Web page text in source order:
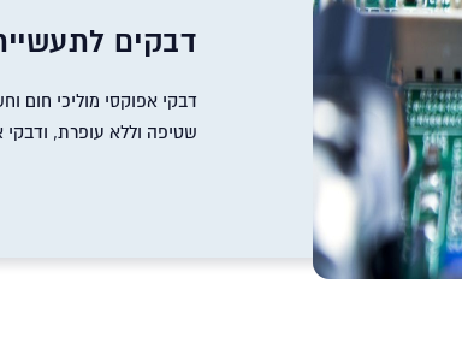
דבקים
דבקי אפוקסי מוליכי חום
שטיפה וללא עופרת, ודבקי